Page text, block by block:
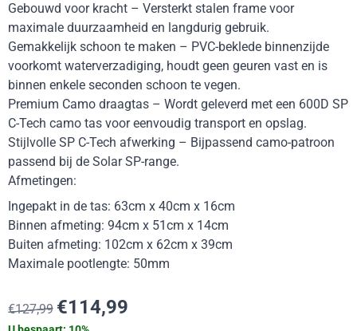
Gebouwd voor kracht – Versterkt stalen frame voor
maximale duurzaamheid en langdurig gebruik.
Gemakkelijk schoon te maken – PVC-beklede binnenzijde
voorkomt waterverzadiging, houdt geen geuren vast en is
binnen enkele seconden schoon te vegen.
Premium Camo draagtas – Wordt geleverd met een 600D SP
C-Tech camo tas voor eenvoudig transport en opslag.
Stijlvolle SP C-Tech afwerking – Bijpassend camo-patroon
passend bij de Solar SP-range.
Afmetingen:
Ingepakt in de tas: 63cm x 40cm x 16cm
Binnen afmeting: 94cm x 51cm x 14cm
Buiten afmeting: 102cm x 62cm x 39cm
Maximale pootlengte: 50mm
€127,99 €114,99